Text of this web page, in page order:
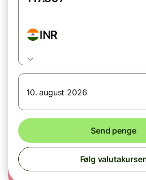
INR
10. august 2026
Send penge
Følg